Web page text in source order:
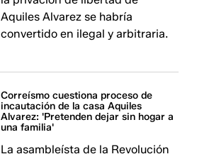
Aquiles Alvarez se habría
convertido en ilegal y arbitraria.
Correísmo cuestiona proceso de
incautación de la casa Aquiles
Alvarez: 'Pretenden dejar sin hogar a
una familia'
La asambleísta de la Revolución